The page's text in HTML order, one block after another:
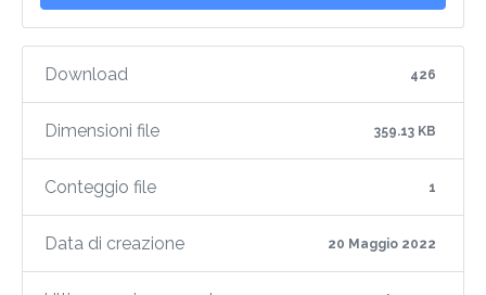
Download 426
Dimensioni file 359.13 KB
Conteggio file 1
Data di creazione 20 Maggio 2022